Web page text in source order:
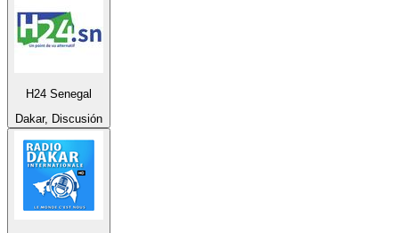
H24 Senegal
Dakar, Discusión